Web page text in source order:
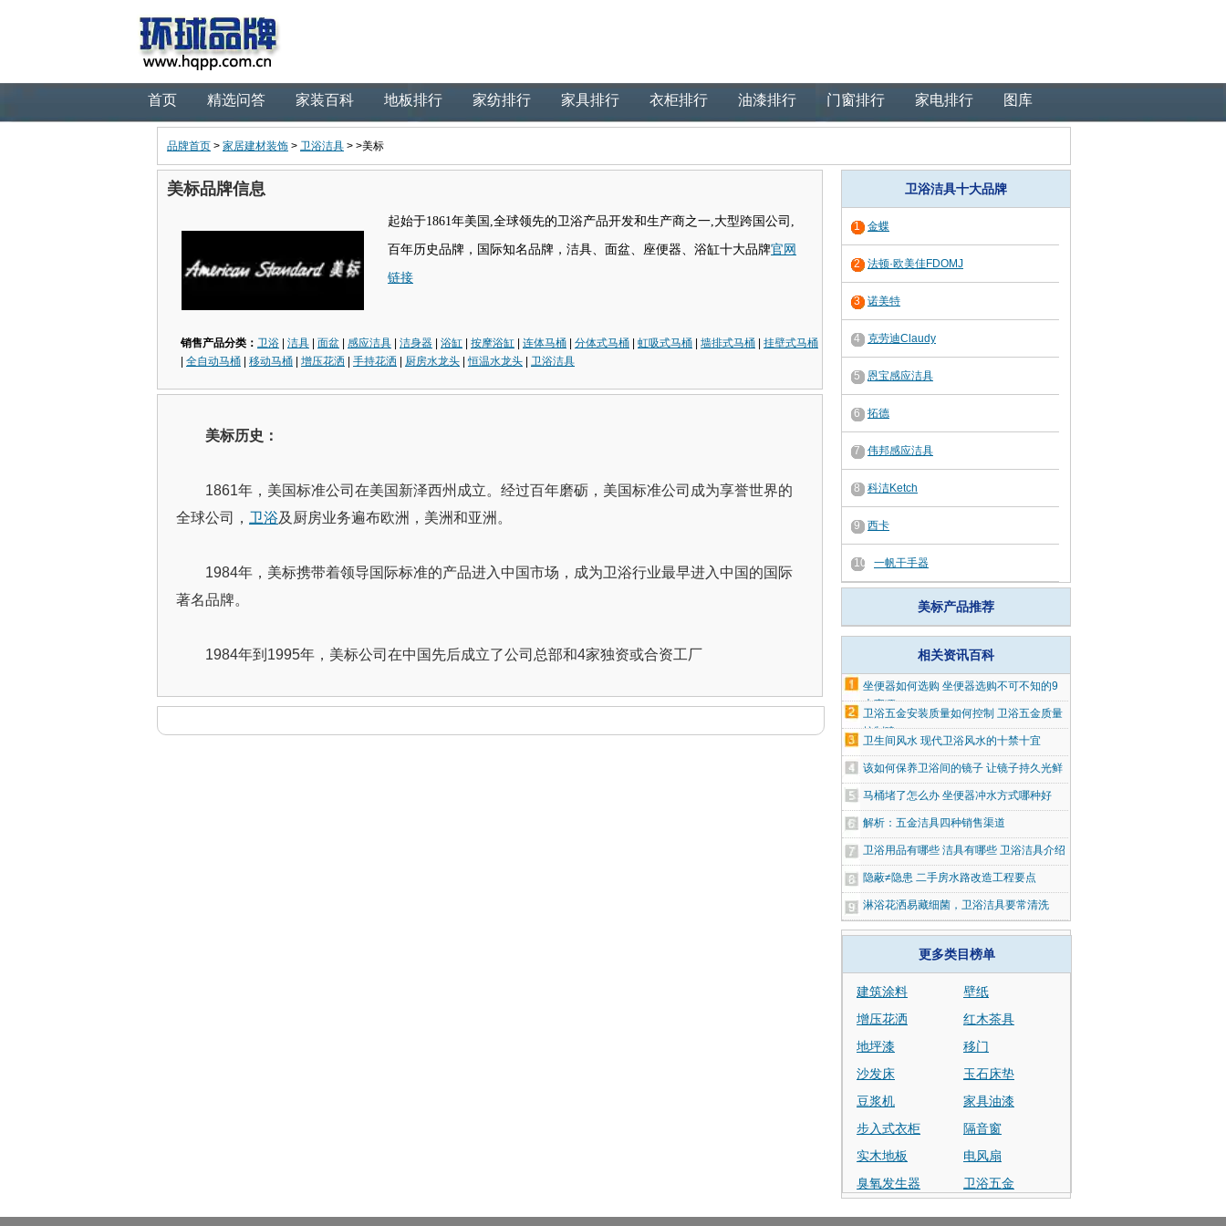
首页 精选问答 家装百科 地板排行 家纺排行 家具排行 衣柜排行 油漆排行 门窗排行 家电排行 图库
品牌首页 > 家居建材装饰 > 卫浴洁具 > >美标
美标品牌信息
起始于1861年美国,全球领先的卫浴产品开发和生产商之一,大型跨国公司,
百年历史品牌，国际知名品牌，洁具、面盆、座便器、浴缸十大品牌官网
链接
销售产品分类： 卫浴 洁具 面盆 感应洁具 洁身器 浴缸 按摩浴缸 连体马桶 分体式马桶 虹吸式马桶 墙排式马桶
挂壁式马桶
全自动马桶 移动马桶 增压花洒 手持花洒 厨房水龙头 |恒温水龙头 卫浴洁具
美标历史：
1861年，美国标准公司在美国新泽西州成立。经过百年磨砺，美国标准公司成为享誉世界的
全球公司， 卫浴及厨房业务遍布欧洲，美洲和亚洲。
1984年，美标携带着领导国际标准的产品进入中国市场，成为卫浴行业最早进入中国的国际
著名品牌。
1984年到1995年，美标公司在中国先后成立了公司总部和4家独资或合资工厂
卫浴洁具十大品牌
1 金蝶
2 法顿·欧美佳FDOMJ
3 诺美特
4 克劳迪Claudy
5 恩宝感应洁具
6 拓德
7 伟邦感应洁具
8 科洁Ketch
9 西卡
10 一帆干手器
美标产品推荐
相关资讯百科
坐便器如何选购 坐便器选购不可不知的9
大事项
卫浴五金安装质量如何控制 卫浴五金质量
控制建
卫生间风水 现代卫浴风水的十禁十宜
该如何保养卫浴间的镜子 让镜子持久光鲜
马桶堵了怎么办 坐便器冲水方式哪种好
解析：五金洁具四种销售渠道
卫浴用品有哪些 洁具有哪些 卫浴洁具介绍
隐蔽≠隐患 二手房水路改造工程要点
淋浴花洒易藏细菌，卫浴洁具要常清洗
更多类目榜单
建筑涂料
壁纸
增压花洒
红木茶具
地坪漆
移门
沙发床
玉石床垫
豆浆机
家具油漆
步入式衣柜
隔音窗
实木地板
电风扇
臭氧发生器
卫浴五金